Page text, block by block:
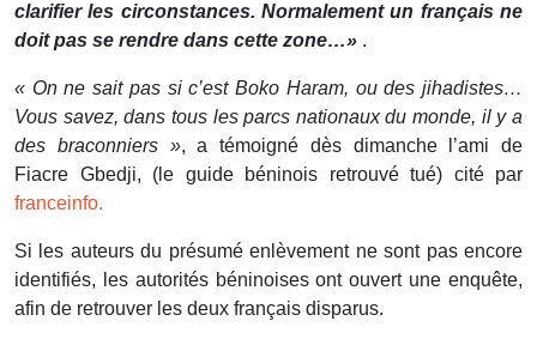
clarifier les circonstances. Normalement un français ne
doit pas se rendre dans cette zone…» .
« On ne sait pas si c’est Boko Haram, ou des jihadistes…
Vous savez, dans tous les parcs nationaux du monde, il y a
des braconniers », a témoigné dès dimanche l’ami de
Fiacre Gbedji, (le guide béninois retrouvé tué) cité par
franceinfo.
Si les auteurs du présumé enlèvement ne sont pas encore
identifiés, les autorités béninoises ont ouvert une enquête,
afin de retrouver les deux français disparus.